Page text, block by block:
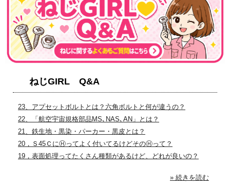
ねじGIRL Q&A
23、アプセットボルトとは？六角ボルトと何が違うの？
22、「航空宇宙規格部品MS､NAS､AN」とは？
21、鉄生地・黒染・パーカー・黒皮とは？
20，Ｓ45ＣにⒽってよく付いてるけどそのⒽって？
19，表面処理ってたくさん種類があるけど、どれが良いの？
» 続きを読む